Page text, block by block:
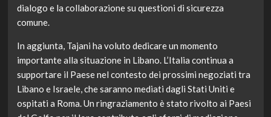
dialogo e la collaborazione su questioni di sicurezza
comune.
In aggiunta, Tajani ha voluto dedicare un momento
importante alla situazione in Libano. L’Italia continua a
supportare il Paese nel contesto dei prossimi negoziati tra
Libano e Israele, che saranno mediati dagli Stati Uniti e
ospitati a Roma. Un ringraziamento è stato rivolto ai Paesi